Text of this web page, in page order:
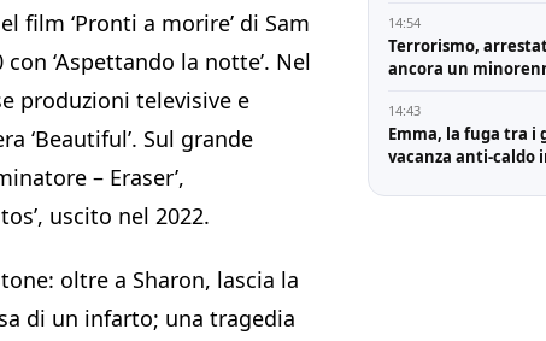
film ‘Pronti a morire’ di Sam
‘Aspettando la notte’. Nel
produzioni televisive e
‘Beautiful’. Sul grande
– Eraser’,
uscito nel 2022.
oltre a Sharon, lascia la
di un infarto; una tragedia
14:54
Terrorismo,
ancora un
14:43
Emma, la fuga tra i
vacanza anti-caldo